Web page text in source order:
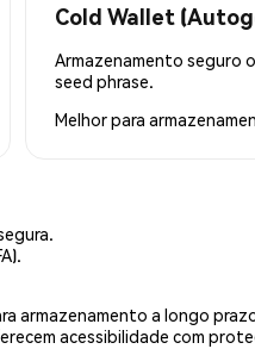
Cold Wallet
Armazenamento seguro
seed phrase.
Melhor para
armazenamento a longo
acessibilidade com